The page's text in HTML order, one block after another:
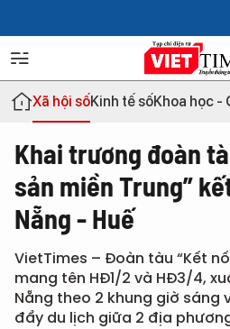
Xã hội sốKinh tế sốKhoa học -
Khai trương đoàn
sản miền Trung”
Nẵng - Huế
VietTimes – Đoàn tàu “Kết
mang tên HĐ1/2 và HĐ3/4,
Nẵng theo 2 khung giờ sáng
đẩy du lịch giữa 2 địa